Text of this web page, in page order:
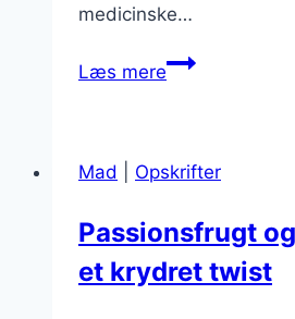
medicinske…
Læs merePassionsfrugt
Mad
Opskrifter
Passionsfrugt
et krydret twist